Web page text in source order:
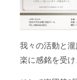
我々の活動と
楽に感銘を受け